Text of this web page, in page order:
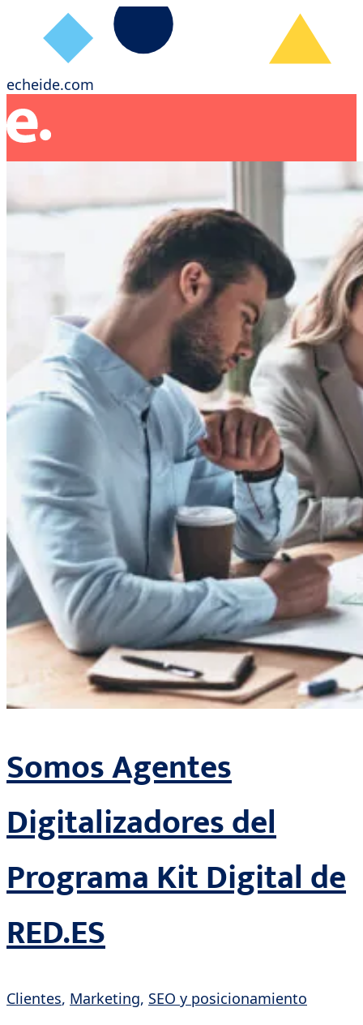
echeide.com
Somos Agentes
Digitalizadores del
Programa Kit Digital de
RED.ES
Clientes, Marketing, SEO y posicionamiento